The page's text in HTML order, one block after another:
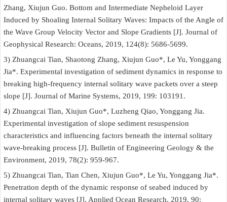
Zhang, Xiujun Guo. Bottom and Intermediate Nepheloid Layer
Induced by Shoaling Internal Solitary Waves: Impacts of the Angle of
the Wave Group Velocity Vector and Slope Gradients [J]. Journal of
Geophysical Research: Oceans, 2019, 124(8): 5686-5699.
3) Zhuangcai Tian, Shaotong Zhang, Xiujun Guo*, Le Yu, Yonggang
Jia*. Experimental investigation of sediment dynamics in response to
breaking high-frequency internal solitary wave packets over a steep
slope [J]. Journal of Marine Systems, 2019, 199: 103191.
4) Zhuangcai Tian, Xiujun Guo*, Luzheng Qiao, Yonggang Jia.
Experimental investigation of slope sediment resuspension
characteristics and influencing factors beneath the internal solitary
wave-breaking process [J]. Bulletin of Engineering Geology & the
Environment, 2019, 78(2): 959-967.
5) Zhuangcai Tian, Tian Chen, Xiujun Guo*, Le Yu, Yonggang Jia*.
Penetration depth of the dynamic response of seabed induced by
internal solitary waves [J]. Applied Ocean Research, 2019, 90: